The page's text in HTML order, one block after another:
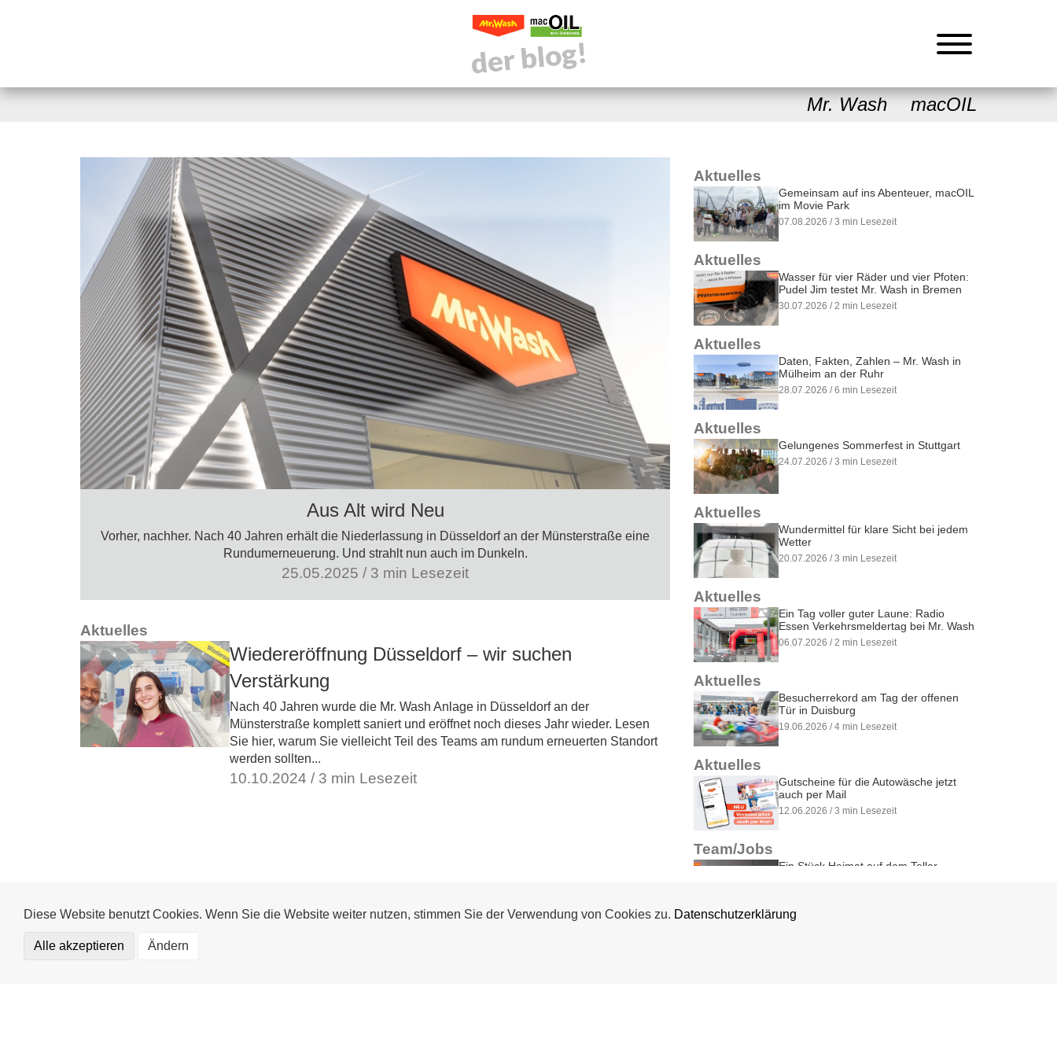
Mr. Wash macOIL
Aus Alt wird Neu
Vorher, nachher. Nach 40 Jahren erhält die Niederlassung in Düsseldorf an der Münsterstraße eine
Rundumerneuerung. Und strahlt nun auch im Dunkeln.
25.05.2025 / 3 min Lesezeit
Aktuelles
Wiedereröffnung Düsseldorf – wir suchen
Verstärkung
Nach 40 Jahren wurde die Mr. Wash Anlage in Düsseldorf an der
Münsterstraße komplett saniert und eröffnet noch dieses Jahr wieder. Lesen
Sie hier, warum Sie vielleicht Teil des Teams am rundum erneuerten Standort
werden sollten...
10.10.2024 / 3 min Lesezeit
Aktuelles
Gemeinsam auf ins Abenteuer, macOIL
im Movie Park
07.08.2026 / 3 min Lesezeit
Aktuelles
Wasser für vier Räder und vier Pfoten:
Pudel Jim testet Mr. Wash in Bremen
30.07.2026 / 2 min Lesezeit
Aktuelles
Daten, Fakten, Zahlen – Mr. Wash in
Mülheim an der Ruhr
28.07.2026 / 6 min Lesezeit
Aktuelles
Gelungenes Sommerfest in Stuttgart
24.07.2026 / 3 min Lesezeit
Aktuelles
Wundermittel für klare Sicht bei jedem
Wetter
20.07.2026 / 3 min Lesezeit
Aktuelles
Ein Tag voller guter Laune: Radio
Essen Verkehrsmeldertag bei Mr. Wash
06.07.2026 / 2 min Lesezeit
Aktuelles
Besucherrekord am Tag der offenen
Tür in Duisburg
19.06.2026 / 4 min Lesezeit
Aktuelles
Gutscheine für die Autowäsche jetzt
auch per Mail
12.06.2026 / 3 min Lesezeit
Team/Jobs
Ein Stück Heimat auf dem Teller
Diese Website benutzt Cookies. Wenn Sie die Website weiter nutzen, stimmen Sie der Verwendung von Cookies zu. Datenschutzerklärung
Alle akzeptieren
Ändern